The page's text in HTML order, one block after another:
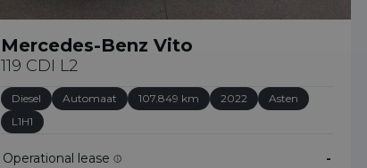
Mercedes-Benz Vito
119 CDI L2
Diesel Automaat 107.849 km 2022
Asten
L1H1
Operational lease -